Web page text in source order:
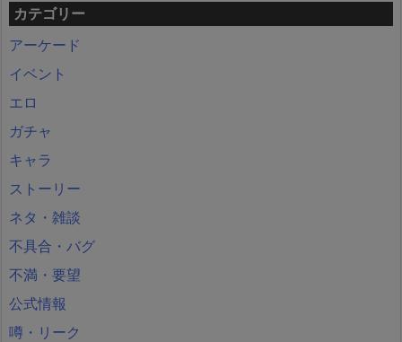
カテゴリー
アーケード
イベント
エロ
ガチャ
キャラ
ストーリー
ネタ・雑談
不具合・バグ
不満・要望
公式情報
噂・リーク